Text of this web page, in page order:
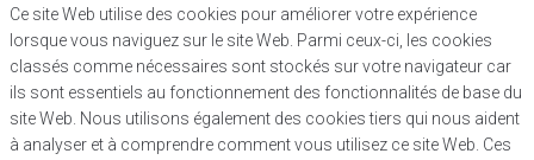
Ce site Web utilise des cookies pour améliorer votre expérience
lorsque vous naviguez sur le site Web. Parmi ceux-ci, les cookies
classés comme nécessaires sont stockés sur votre navigateur car
ils sont essentiels au fonctionnement des fonctionnalités de base du
site Web. Nous utilisons également des cookies tiers qui nous aident
à analyser et à comprendre comment vous utilisez ce site Web. Ces